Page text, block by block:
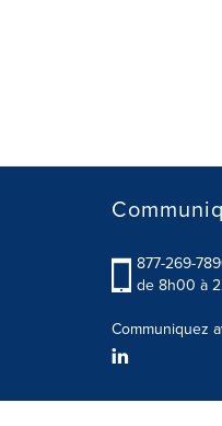
877-269-
de 8h00 à
Communiquez